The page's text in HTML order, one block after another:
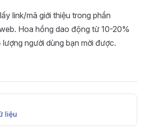
link/mã giới thiệu trong phần
Hoa hồng dao động từ 10-20%
người dùng bạn mời được.
liệu